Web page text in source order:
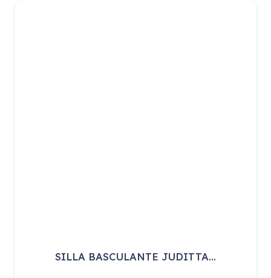
SILLA BASCULANTE JUDITTA…